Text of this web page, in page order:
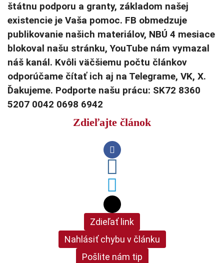
štátnu podporu a granty, základom našej
existencie je Vaša pomoc. FB obmedzuje
publikovanie našich materiálov, NBÚ 4 mesiace
blokoval našu stránku, YouTube nám vymazal
náš kanál. Kvôli väčšiemu počtu článkov
odporúčame čítať ich aj na Telegrame, VK, X.
Ďakujeme. Podporte našu prácu: SK72 8360
5207 0042 0698 6942
Zdieľajte článok
Zdieľať link
Nahlásiť chybu v článku
Pošlite nám tip